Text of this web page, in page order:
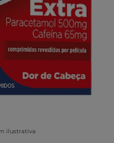
ilustrativa